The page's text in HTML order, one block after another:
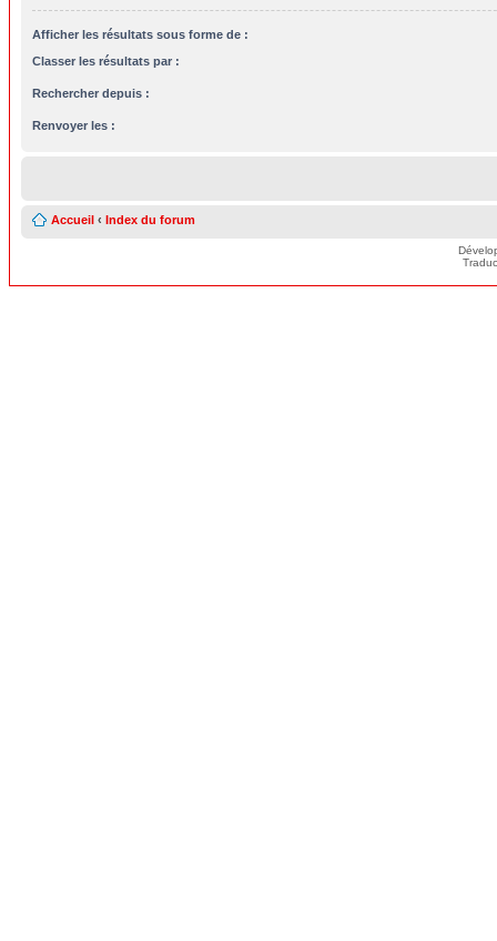
Afficher les résultats sous forme de :
Classer les résultats par :
Rechercher depuis :
Renvoyer les :
Accueil ‹ Index du forum